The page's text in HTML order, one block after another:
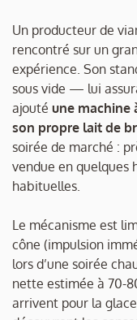
Un producteur de
rencontré sur un
expérience. Son
sous vide — lui
ajouté une machine
son propre lait de
soirée de marché :
vendue en quelques
habituelles.
Le mécanisme est
cône (impulsion
lors d’une soirée
nette estimée à 70-
arrivent pour la